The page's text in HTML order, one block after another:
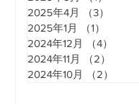
2025年4月
（3）
2025年1月
（1）
2024年12月
（4）
2024年11月
（2）
2024年10月
（2）